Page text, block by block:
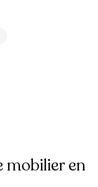
mobilier en